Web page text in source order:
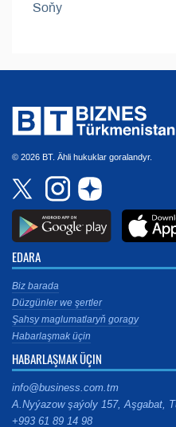
Soňy
© 2026 BT. Ähli hukuklar goralandyr.
EDARA
Biz barada
Düzgünler we şertler
Şahsy maglumatlaryň goragy
Habarlaşmak üçin
HABARLAŞMAK ÜÇIN
info@business.com.tm
A.Nyýazow şaýoly 157, Aşgabat,
+993 61 89 14 98